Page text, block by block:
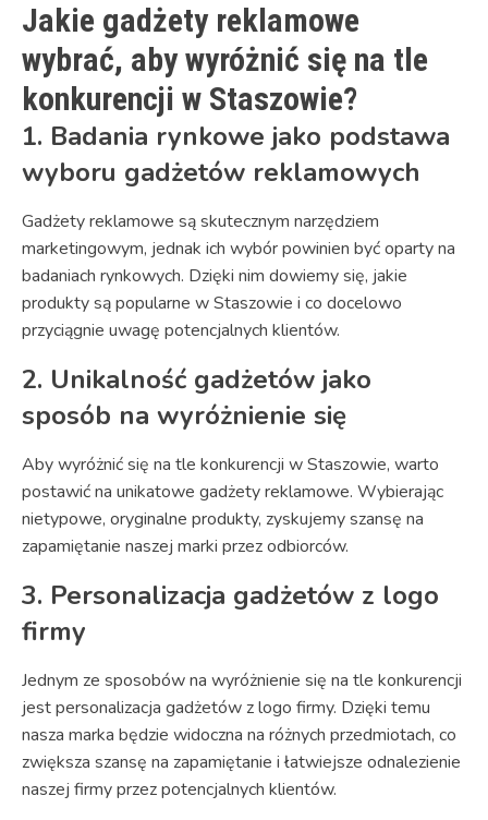
Jakie gadżety reklamowe
wybrać, aby wyróżnić się na tle
konkurencji w Staszowie?
1. Badania rynkowe jako podstawa
wyboru gadżetów reklamowych
Gadżety reklamowe są skutecznym narzędziem
marketingowym, jednak ich wybór powinien być oparty na
badaniach rynkowych. Dzięki nim dowiemy się, jakie
produkty są popularne w Staszowie i co docelowo
przyciągnie uwagę potencjalnych klientów.
2. Unikalność gadżetów jako
sposób na wyróżnienie się
Aby wyróżnić się na tle konkurencji w Staszowie, warto
postawić na unikatowe gadżety reklamowe. Wybierając
nietypowe, oryginalne produkty, zyskujemy szansę na
zapamiętanie naszej marki przez odbiorców.
3. Personalizacja gadżetów z logo
firmy
Jednym ze sposobów na wyróżnienie się na tle konkurencji
jest personalizacja gadżetów z logo firmy. Dzięki temu
nasza marka będzie widoczna na różnych przedmiotach, co
zwiększa szansę na zapamiętanie i łatwiejsze odnalezienie
naszej firmy przez potencjalnych klientów.